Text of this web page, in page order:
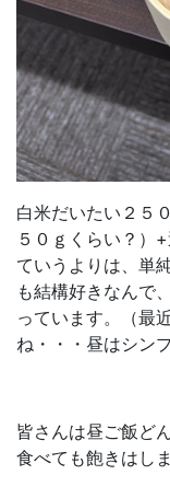
白米だいたい２５
５０ｇくらい？）
ていうよりは、単
も結構好きなんで
っています。（最
ね・・・昼はシン
皆さんは昼ご飯ど
食べても飽きはし